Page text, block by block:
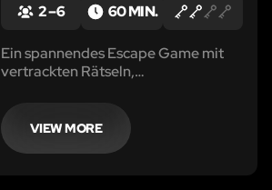
2 – 6 60 MIN.
Ein spannendes Escape Game mit
vertrackten Rätseln,
viel Spaß für alle angehenden
Meisterdiebe!
VIEW MORE